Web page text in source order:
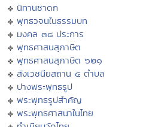
นิทานชาดก
พุทธวจนในธรรมบท
มงคล ๓๘ ประการ
พุทธศาสนสุภาษิต
พุทธศาสนสุภาษิต ๖๒๑
สังเวชนียสถาน ๔ ตำบล
ปางพระพุทธรูป
พระพุทธรูปสำคัญ
พระพุทธศาสนาในไทย